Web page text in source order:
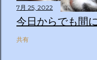
7月 25, 2022
今日からでも間
共有